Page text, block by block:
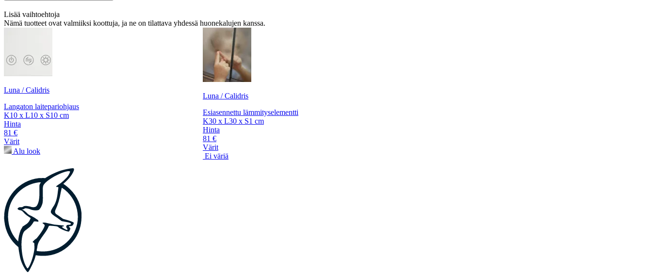
Lisää vaihtoehtoja
Nämä tuotteet ovat valmiiksi koottuja, ja ne on tilattava yhdessä huonekalujen kanssa.
Luna / Calidris
Langaton laitepariohjaus
K10 x L10 x S10 cm
Hinta
81 €
Värit
Alu look
Luna / Calidris
Esiasennettu lämmityselementti
K30 x L30 x S1 cm
Hinta
81 €
Värit
Ei väriä